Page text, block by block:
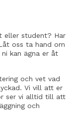
eller student? Har
oss ta hand om
kan ägna er åt
och vet vad
Vi vill att er
ser vi alltid till att
och